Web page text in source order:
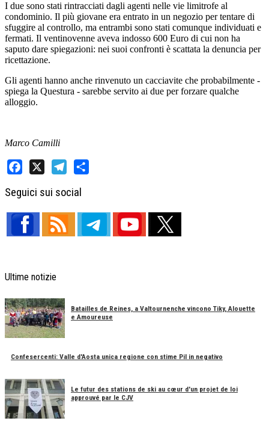
I due sono stati rintracciati dagli agenti nelle vie limitrofe al
condominio. Il più giovane era entrato in un negozio per tentare di
sfuggire al controllo, ma entrambi sono stati comunque individuati e
fermati. Il ventinovenne aveva indosso 600 Euro di cui non ha
saputo dare spiegazioni: nei suoi confronti è scattata la denuncia per
ricettazione.
Gli agenti hanno anche rinvenuto un cacciavite che probabilmente -
spiega la Questura - sarebbe servito ai due per forzare qualche
alloggio.
Marco Camilli
Seguici sui social
Ultime notizie
Batailles de Reines, a Valtournenche vincono Tiky, Alouette
e Amoureuse
Confesercenti: Valle d'Aosta unica regione con stime Pil in negativo
Le futur des stations de ski au cœur d'un projet de loi
approuvé par le CJV